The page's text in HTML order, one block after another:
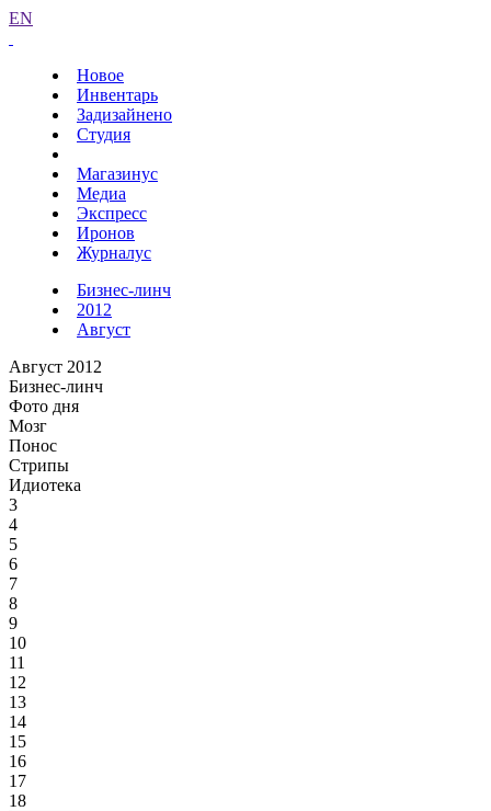
EN
Новое
Инвентарь
Задизайнено
Студия
Магазинус
Медиа
Экспресс
Иронов
Журналус
Бизнес-линч
2012
Август
Август 2012
Бизнес-линч
Фото дня
Мозг
Понос
Стрипы
Идиотека
3
4
5
6
7
8
9
10
11
12
13
14
15
16
17
18